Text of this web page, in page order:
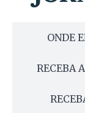
ONDE
RECEBA